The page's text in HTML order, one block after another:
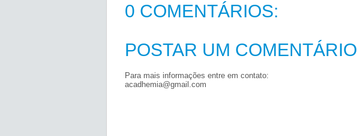
0 COMENTÁRIOS:
POSTAR UM COMENTÁRIO
Para mais informações entre em contato:
acadhemia@gmail.com